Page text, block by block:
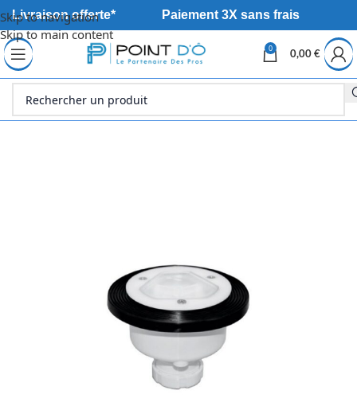
Skip to navigation
Skip to main content
Livraison offerte* Paiement 3X sans frais
0
0,00 €
Accueil Sanitaire Douche